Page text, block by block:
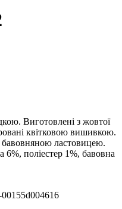
Виготовлені з жовтої
квітковою вишивкою.
бавовняною ластовицею.
6%, поліестер 1%, бавовна